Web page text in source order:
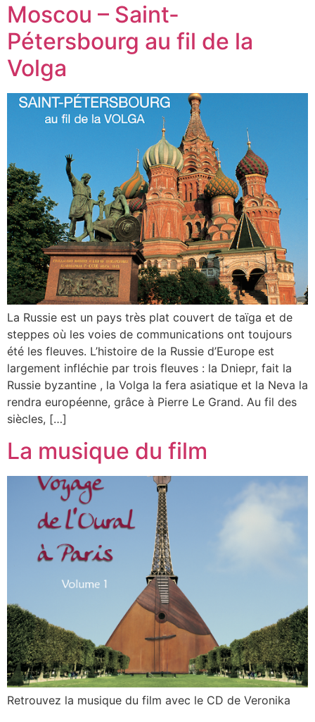
Moscou – Saint-
Pétersbourg au fil de la
Volga
La Russie est un pays très plat couvert de taïga et de
steppes où les voies de communications ont toujours
été les fleuves. L’histoire de la Russie d’Europe est
largement infléchie par trois fleuves : la Dniepr, fait la
Russie byzantine , la Volga la fera asiatique et la Neva la
rendra européenne, grâce à Pierre Le Grand. Au fil des
siècles, […]
La musique du film
Retrouvez la musique du film avec le CD de Veronika